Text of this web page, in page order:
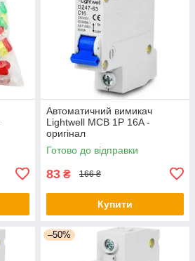
Автоматичний вимикач
Lightwell MCB 1P 16A -
оригінал
Готово до відправки
83 ₴ 166 ₴
Купити
–50%